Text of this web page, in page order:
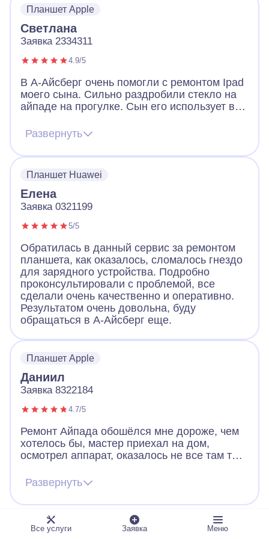
Планшет Apple
Светлана
Заявка 2334311
4.9/5
В А-Айсберг очень помогли с ремонтом Ipad
моего сына. Сильно раздробили стекло на
айпаде на прогулке. Сын его использует в
уже на следующий день. После звонка в
сервис, приехал мастер и через час уже все
починил. В использовании такой же как до
нового из магазина не отличается. Спасибо
за быструю помощь.
Развернуть
Планшет Huawei
Елена
Заявка 0321199
5/5
Обратилась в данный сервис за ремонтом
планшета, как оказалось, сломалось гнездо
для зарядного устройства. Подробно
проконсультировали с проблемой, все
сделали очень качественно и оперативно.
Результатом очень довольна, буду
обращаться в А-Айсберг еще.
Планшет Apple
Даниил
Заявка 8322184
4.7/5
Ремонт Айпада обошёлся мне дороже, чем
хотелось бы, мастер приехал на дом,
осмотрел аппарат, оказалось не все там так
замена деталей. В связи с этим и стоимость
ремонта вышла не копеечная. Ну новый мне
все равно в разы дороже обошёлся бы, так
что считаю, что удачно отремонтировали,
работает хорошо сейчас.
Развернуть
Планшет Apple
Все услуги Заявка Меню